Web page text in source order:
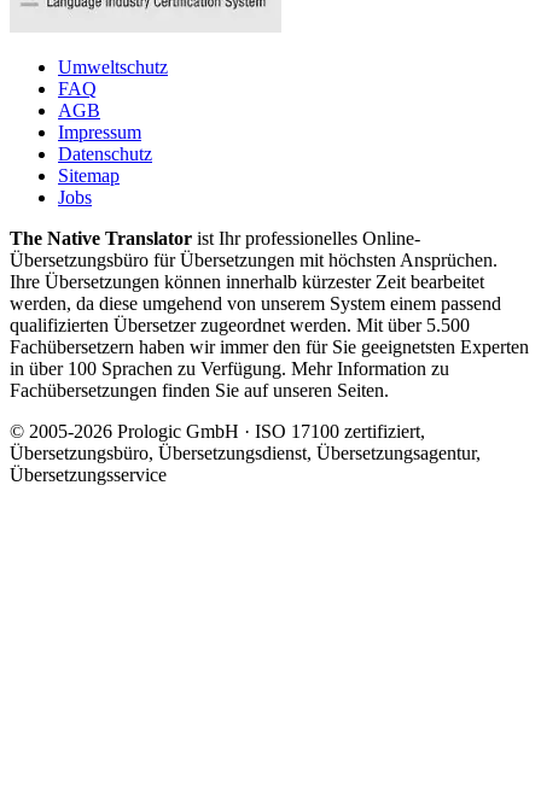
Umweltschutz
FAQ
AGB
Impressum
Datenschutz
Sitemap
Jobs
The Native Translator ist Ihr professionelles Online-
Übersetzungsbüro für Übersetzungen mit höchsten Ansprüchen.
Ihre Übersetzungen können innerhalb kürzester Zeit bearbeitet
werden, da diese umgehend von unserem System einem passend
qualifizierten Übersetzer zugeordnet werden. Mit über 5.500
Fachübersetzern haben wir immer den für Sie geeignetsten Experten
in über 100 Sprachen zu Verfügung. Mehr Information zu
Fachübersetzungen finden Sie auf unseren Seiten.
© 2005-2026 Prologic GmbH · ISO 17100 zertifiziert,
Übersetzungsbüro, Übersetzungsdienst, Übersetzungsagentur,
Übersetzungsservice